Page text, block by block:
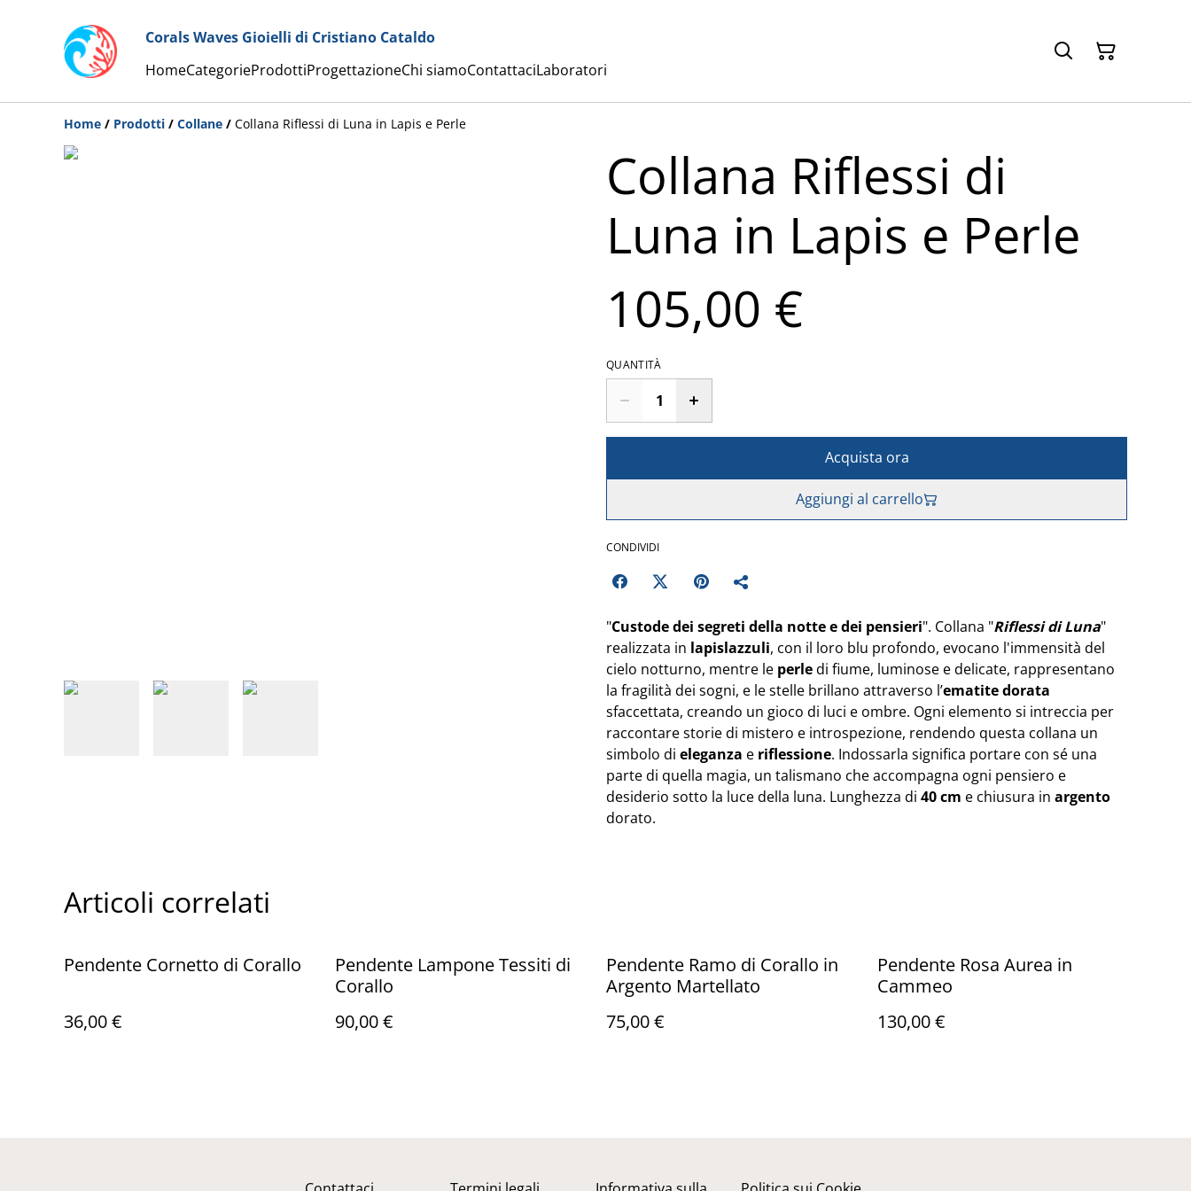
Corals Waves Gioielli di Cristiano Cataldo
HomeCategorieProdottiProgettazioneChi siamoContattaciLaboratori
Home / Prodotti / Collane / Collana Riflessi di Luna in Lapis e Perle
Collana Riflessi di
Luna in Lapis e Perle
105,00 €
QUANTITÀ
Acquista ora
Aggiungi al carrello
CONDIVIDI
"Custode dei segreti della notte e dei pensieri". Collana "Riflessi di Luna"
realizzata in lapislazzuli, con il loro blu profondo, evocano l'immensità del
cielo notturno, mentre le perledi fiume, luminose e delicate, rappresentano
la fragilità dei sogni, e le stelle brillano attraverso l’ematite dorata
sfaccettata, creando un gioco di luci e ombre. Ogni elemento si intreccia per
raccontare storie di mistero e introspezione, rendendo questa collana un
simbolo di eleganza e riflessione. Indossarla significa portare con sé una
parte di quella magia, un talismano che accompagna ogni pensiero e
desiderio sotto la luce della luna. Lunghezza di 40 cm e chiusura in argento
dorato.
Articoli correlati
Pendente Cornetto di Corallo
36,00 €
Pendente Lampone Tessiti di
Corallo
90,00 €
Pendente Ramo di Corallo in
Argento Martellato
75,00 €
Pendente Rosa Aurea in
Cammeo
130,00 €